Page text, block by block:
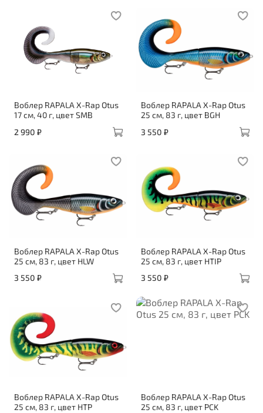
Воблер RAPALA X-Rap Otus
17 см, 40 г, цвет SMB
2 990 ₽
Воблер RAPALA X-Rap Otus
25 см, 83 г, цвет BGH
3 550 ₽
Воблер RAPALA X-Rap Otus
25 см, 83 г, цвет HLW
3 550 ₽
Воблер RAPALA X-Rap Otus
25 см, 83 г, цвет HTIP
3 550 ₽
Воблер RAPALA X-Rap Otus
25 см, 83 г, цвет HTP
Воблер RAPALA X-Rap Otus
25 см, 83 г, цвет PCK